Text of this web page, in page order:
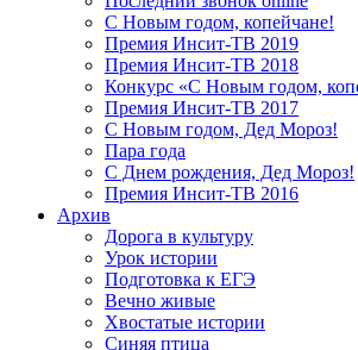
С Новым годом, копейчане!
Премия Инсит-ТВ 2019
Премия Инсит-ТВ 2018
Конкурс «С Новым годом,
Премия Инсит-ТВ 2017
С Новым годом, Дед Мороз!
Пара года
С Днем рождения, Дед Мороз!
Премия Инсит-ТВ 2016
Архив
Дорога в культуру
Урок истории
Подготовка к ЕГЭ
Вечно живые
Хвостатые истории
Синяя птица